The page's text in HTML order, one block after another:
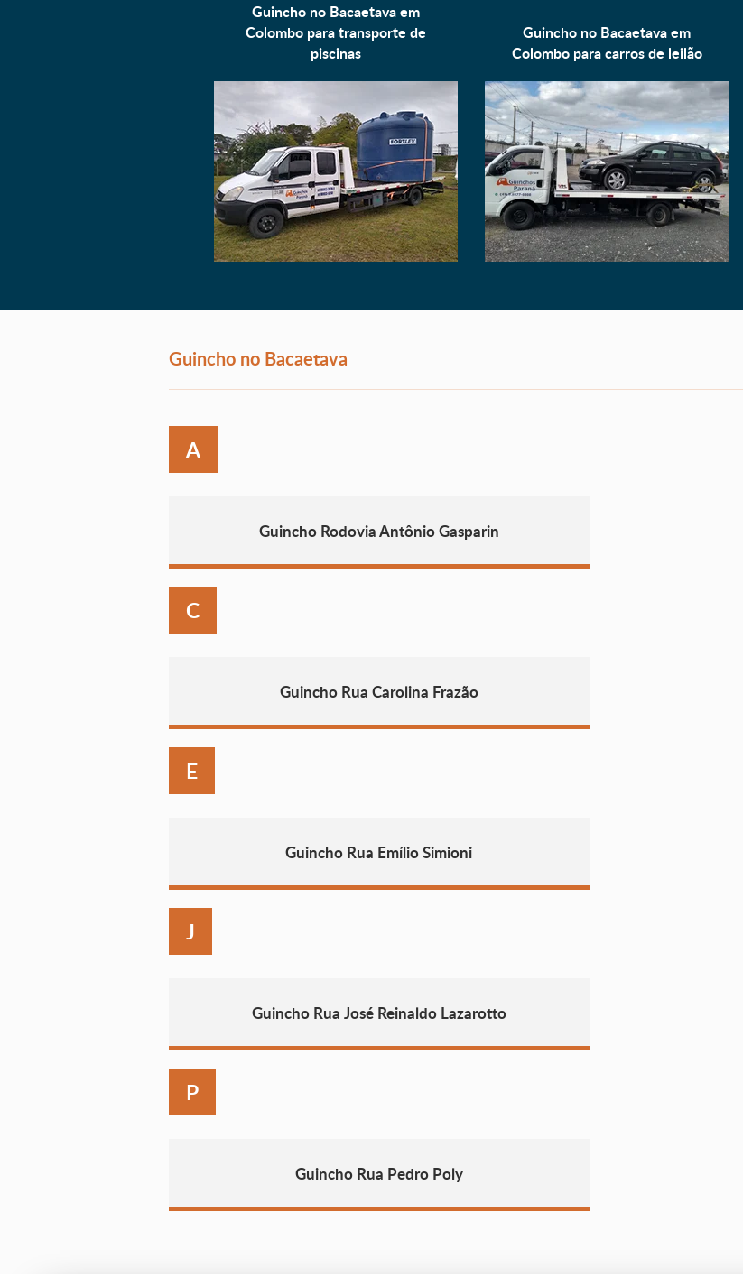
Guincho no Bacaetava em
Colombo paratransporte de
piscinas
Guincho no Bacaetava em
Colombo paracarros de leilão
Guincho no Bacaetava
A
Guincho Rodovia Antônio Gasparin
C
Guincho Rua Carolina Frazão
E
Guincho Rua Emílio Simioni
J
Guincho Rua José Reinaldo Lazarotto
P
Guincho Rua Pedro Poly